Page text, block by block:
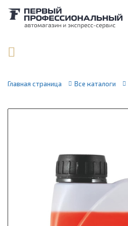
Главная страница Все каталоги